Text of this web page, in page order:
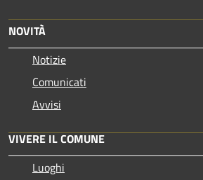
NOVITÀ
Notizie
Comunicati
Avvisi
VIVERE IL COMUNE
Luoghi